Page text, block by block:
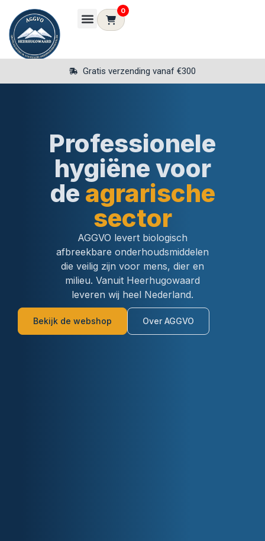
0
100% biologisch afbreekbaar
Professionele
hygiëne voor
de agrarische
sector
AGGVO levert biologisch
afbreekbare onderhoudsmiddelen
die veilig zijn voor mens, dier en
milieu. Vanuit Heerhugowaard
leveren wij heel Nederland.
Bekijk de webshop Over AGGVO